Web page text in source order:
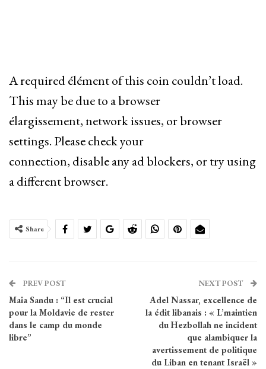
A required élément of this coin couldn’t load.
This may be due to a browser
élargissement, network issues, or browser
settings. Please check your
connection, disable any ad blockers, or try using
a different browser.
Share
PREV POST
Maia Sandu : “Il est crucial
pour la Moldavie de rester
dans le camp du monde
libre”
NEXT POST
Adel Nassar, excellence de
la édit libanais : « L’maintien
du Hezbollah ne incident
que alambiquer la
avertissement de politique
du Liban en tenant Israël »